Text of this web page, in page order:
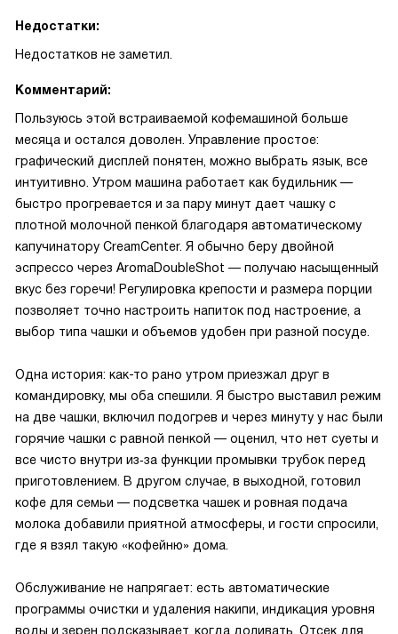
Недостатки:
Недостатков не заметил.
Комментарий:
Пользуюсь этой встраиваемой кофемашиной больше
месяца и остался доволен. Управление простое:
графический дисплей понятен, можно выбрать язык, все
интуитивно. Утром машина работает как будильник —
быстро прогревается и за пару минут дает чашку с
плотной молочной пенкой благодаря автоматическому
капучинатору CreamCenter. Я обычно беру двойной
эспрессо через AromaDoubleShot — получаю насыщенный
вкус без горечи! Регулировка крепости и размера порции
позволяет точно настроить напиток под настроение, а
выбор типа чашки и объемов удобен при разной посуде.
Одна история: как-то рано утром приезжал друг в
командировку, мы оба спешили. Я быстро выставил режим
на две чашки, включил подогрев и через минуту у нас были
горячие чашки с равной пенкой — оценил, что нет суеты и
все чисто внутри из‑за функции промывки трубок перед
приготовлением. В другом случае, в выходной, готовил
кофе для семьи — подсветка чашек и ровная подача
молока добавили приятной атмосферы, и гости спросили,
где я взял такую «кофейню» дома.
Обслуживание не напрягает: есть автоматические
программы очистки и удаления накипи, индикация уровня
воды и зерен подсказывает, когда доливать. Отсек для